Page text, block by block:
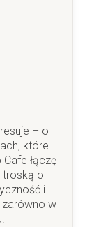
– o
które
łączę
troską o
i
zarówno w